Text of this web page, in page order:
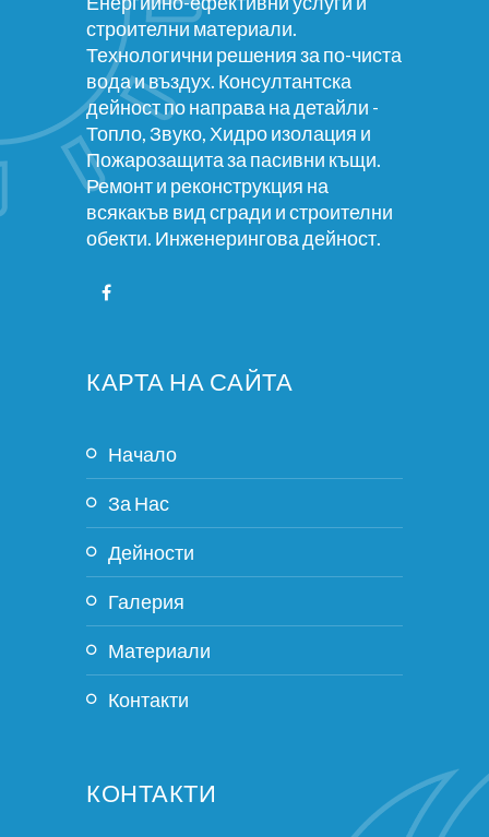
строителни материали.
Технологични решения за по-чиста
вода и въздух. Консултантска
дейност по направа на детайли -
Топло, Звуко, Хидро изолация и
Пожарозащита за пасивни къщи.
Ремонт и реконструкция на
всякакъв вид сгради и строителни
обекти. Инженерингова дейност.
КАРТА НА САЙТА
Начало
За Нас
Дейности
Галерия
Материали
Контакти
КОНТАКТИ